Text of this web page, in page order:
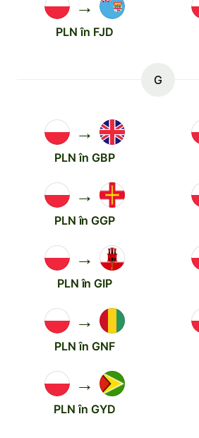
→
PLN în FJD
G
→
PLN în GBP
→
PLN în GGP
→
PLN în GIP
→
PLN în GNF
→
PLN în GYD